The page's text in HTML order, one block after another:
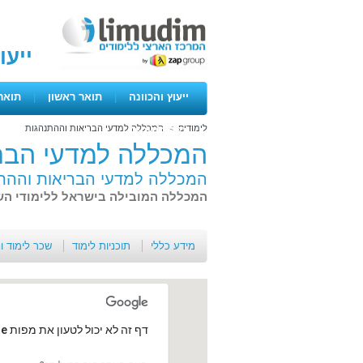
ייעוץ והכוונה | תואר ראשון |
ימים פתוחיםלימודים > המכללה למדעי הבריאות וההתנהגות
המכללה למדעי
המכללה למדעי הבריאות
המכללה המובילה בישראל ללימודי
מידע כללי תוכניות לימוד שכר לימוד
‏דף זה לא יכול לטעון את מפות Google כראוי.